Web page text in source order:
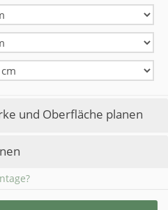
und Oberfläche planen